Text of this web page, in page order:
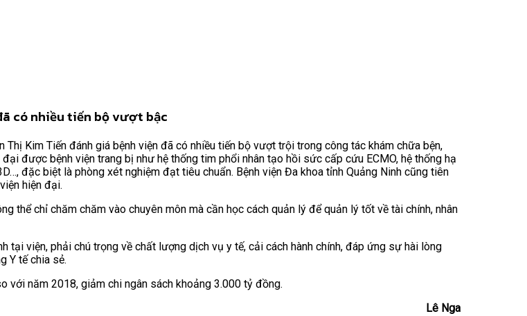
có nhiều tiến bộ vượt bậc
Kim Tiến đánh giá bệnh viện đã có nhiều tiến bộ vượt trội trong công tác khám chữa bện,
được bệnh viện trang bị như hệ thống tim phổi nhân tạo hồi sức cấp cứu ECMO, hệ thống hạ
đặc biệt là phòng xét nghiệm đạt tiêu chuẩn. Bệnh viện Đa khoa tỉnh Quảng Ninh cũng tiên
hiện đại.
thể chỉ chăm chăm vào chuyên môn mà cần học cách quản lý để quản lý tốt về tài chính, nhân
tại viện, phải chú trọng về chất lượng dịch vụ y tế, cải cách hành chính, đáp ứng sự hài lòng
Y tế chia sẻ.
với năm 2018, giảm chi ngân sách khoảng 3.000 tỷ đồng.
Lê Nga